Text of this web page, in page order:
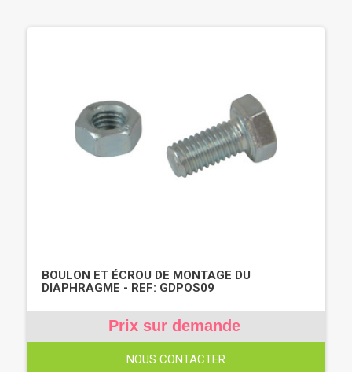
BOULON ET ÉCROU DE MONTAGE DU
DIAPHRAGME - REF: GDPOS09
Prix sur demande
NOUS CONTACTER